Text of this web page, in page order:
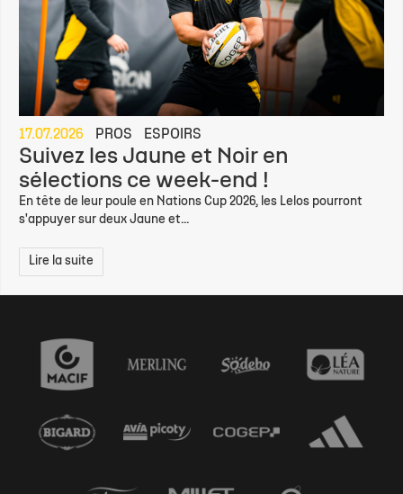
17.07.2026 PROS ESPOIRS
Suivez les Jaune et Noir en
sélections ce week-end !
En tête de leur poule en Nations Cup 2026, les Lelos pourront
s'appuyer sur deux Jaune et...
Lire la suite